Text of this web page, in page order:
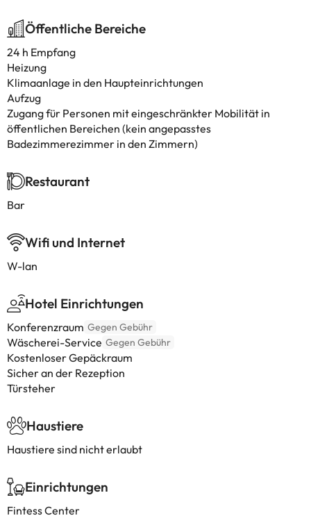
Öffentliche Bereiche
24 h Empfang
Heizung
Klimaanlage in den Haupteinrichtungen
Aufzug
Zugang für Personen mit eingeschränkter Mobilität in
öffentlichen Bereichen (kein angepasstes
Badezimmerezimmer in den Zimmern)
Restaurant
Bar
Wifi und Internet
W-lan
Hotel Einrichtungen
Konferenzraum Gegen Gebühr
Wäscherei-Service Gegen Gebühr
Kostenloser Gepäckraum
Sicher an der Rezeption
Türsteher
Haustiere
Haustiere sind nicht erlaubt
Einrichtungen
Fintess Center